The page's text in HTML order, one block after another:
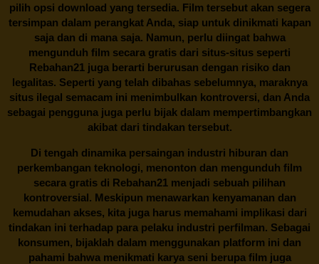
pilih opsi download yang tersedia. Film tersebut akan segera
tersimpan dalam perangkat Anda, siap untuk dinikmati kapan
saja dan di mana saja. Namun, perlu diingat bahwa
mengunduh film secara gratis dari situs-situs seperti
Rebahan21 juga berarti berurusan dengan risiko dan
legalitas. Seperti yang telah dibahas sebelumnya, maraknya
situs ilegal semacam ini menimbulkan kontroversi, dan Anda
sebagai pengguna juga perlu bijak dalam mempertimbangkan
akibat dari tindakan tersebut.
Di tengah dinamika persaingan industri hiburan dan
perkembangan teknologi, menonton dan mengunduh film
secara gratis di Rebahan21 menjadi sebuah pilihan
kontroversial. Meskipun menawarkan kenyamanan dan
kemudahan akses, kita juga harus memahami implikasi dari
tindakan ini terhadap para pelaku industri perfilman. Sebagai
konsumen, bijaklah dalam menggunakan platform ini dan
pahami bahwa menikmati karya seni berupa film juga